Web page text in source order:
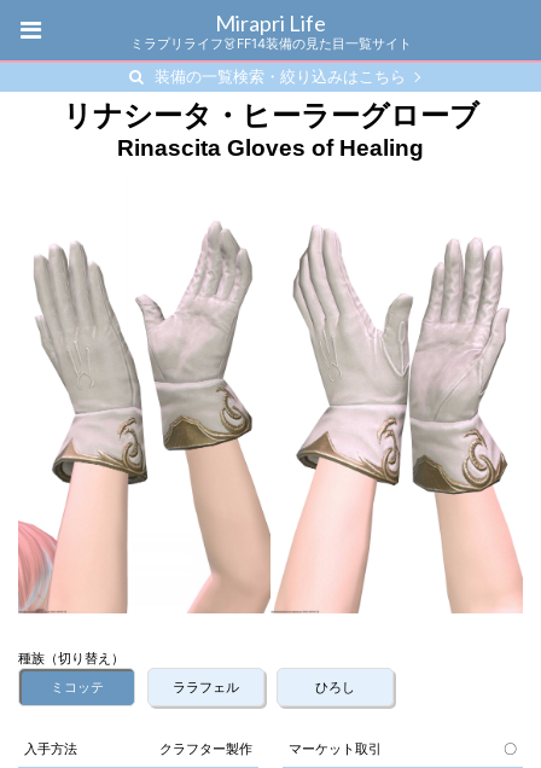
Mirapri Life
ミラプリライフ👗FF14装備の見た目一覧サイト
装備の一覧検索・絞り込みはこちら
リナシータ・ヒーラーグローブ
Rinascita Gloves of Healing
種族（切り替え）
ミコッテ
ララフェル ひろし
入手方法 クラフター製作 マーケット取引 〇